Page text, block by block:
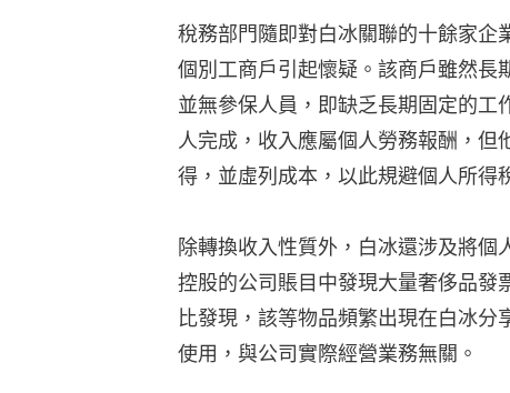
稅務部門隨即對白冰關聯的十餘家企
個別工商戶引起懷疑。該商戶雖然長
並無參保人員，即缺乏長期固定的工
人完成，收入應屬個人勞務報酬，
得，並虛列成本，以此規避個人所得
除轉換收入性質外，白冰還涉及將
控股的公司賬目中發現大量奢侈品發
比發現，該等物品頻繁出現在白冰
使用，與公司實際經營業務無關。